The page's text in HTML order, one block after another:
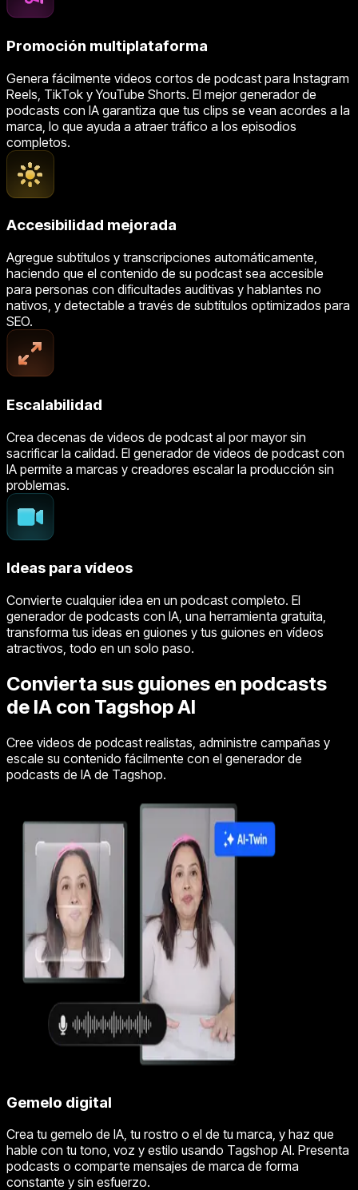
Promoción multiplataforma
Genera fácilmente videos cortos de podcast para Instagram
Reels, TikTok y YouTube Shorts. El mejor generador de
podcasts con IA garantiza que tus clips se vean acordes a la
marca, lo que ayuda a atraer tráfico a los episodios
completos.
Accesibilidad mejorada
Agregue subtítulos y transcripciones automáticamente,
haciendo que el contenido de su podcast sea accesible
para personas con dificultades auditivas y hablantes no
nativos, y detectable a través de subtítulos optimizados para
SEO.
Escalabilidad
Crea decenas de videos de podcast al por mayor sin
sacrificar la calidad. El generador de videos de podcast con
IA permite a marcas y creadores escalar la producción sin
problemas.
Ideas para vídeos
Convierte cualquier idea en un podcast completo. El
generador de podcasts con IA, una herramienta gratuita,
transforma tus ideas en guiones y tus guiones en vídeos
atractivos, todo en un solo paso.
Convierta sus guiones en podcasts
de IA con Tagshop AI
Cree videos de podcast realistas, administre campañas y
escale su contenido fácilmente con el generador de
podcasts de IA de Tagshop.
Gemelo digital
Crea tu gemelo de IA, tu rostro o el de tu marca, y haz que
hable con tu tono, voz y estilo usando Tagshop AI. Presenta
podcasts o comparte mensajes de marca de forma
constante y sin esfuerzo.